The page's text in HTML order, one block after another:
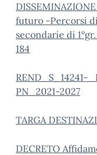
futuro -Percorsi
secondarie di
184
PN_2021-2027
TARGA
DECRETO